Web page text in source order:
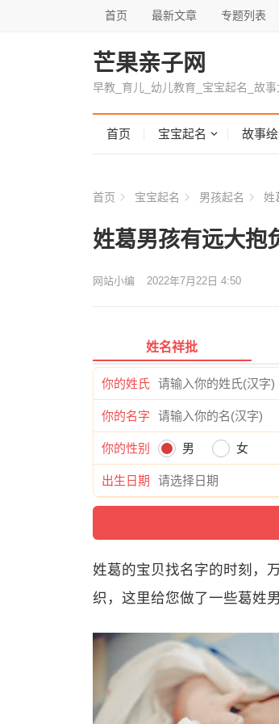
首页 最新文章 专题列表
芒果亲子网
早教_育儿_幼儿教育_宝宝起名_故
首页 宝宝起名 故事
首页 宝宝起名 男孩起名 姓
姓葛男孩有远大抱
网站小编 2022年7月22日 4:50
姓名祥批
你的姓氏
你的名字
你的性别 男 女
出生日期
姓葛的宝贝找名字的时刻，
织，这里给您做了一些葛姓